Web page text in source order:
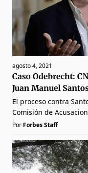
agosto 4, 2021
Caso Odebrecht:
Juan Manuel
El proceso contra
Comisión de
Por Forbes Staff